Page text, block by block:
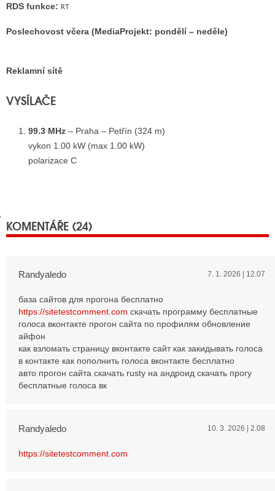
BLOGERA
RDS funkce: RT
Poslechovost včera (MediaProjekt: pondělí – neděle)
Reklamní sítě
VYSÍLAČE
99.3 MHz – Praha – Petřín (324 m)
vykon 1.00 kW (max 1.00 kW)
polarizace C
KOMENTÁŘE (24)
Randyaledo 7. 1. 2026 | 12.07
база сайтов для прогона бесплатно
https://sitetestcomment.com скачать программу бесплатные
голоса вконтакте прогон сайта по профилям обновление
айфон
как взломать страницу вконтакте сайт как закидывать голоса
в контакте как пополнить голоса вконтакте бесплатно
авто прогон сайта скачать rusty на андроид скачать прогу
бесплатные голоса вк
Randyaledo 10. 3. 2026 | 2.08
https://sitetestcomment.com